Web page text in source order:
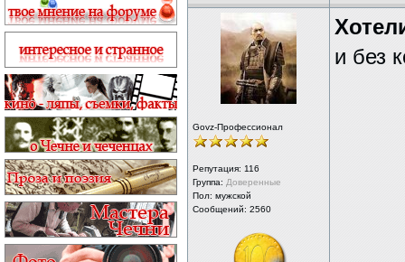
Govz-Профессионал
Репутация: 116
Группа: Доверенные
Пол: мужской
Сообщений: 2560
и без